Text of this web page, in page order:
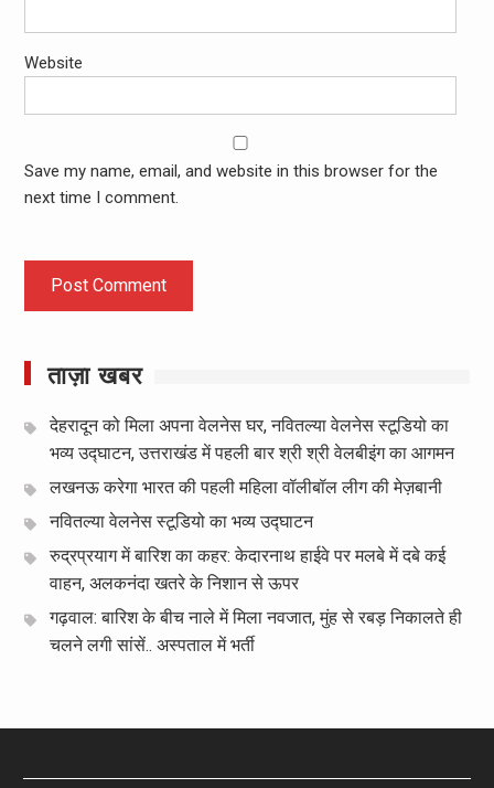
Website
Save my name, email, and website in this browser for the
next time I comment.
ताज़ा खबर
देहरादून को मिला अपना वेलनेस घर, नवितल्या वेलनेस स्टूडियो का
भव्य उद्घाटन, उत्तराखंड में पहली बार श्री श्री वेलबीइंग का आगमन
लखनऊ करेगा भारत की पहली महिला वॉलीबॉल लीग की मेज़बानी
नवितल्या वेलनेस स्टूडियो का भव्य उद्घाटन
रुद्रप्रयाग में बारिश का कहर: केदारनाथ हाईवे पर मलबे में दबे कई
वाहन, अलकनंदा खतरे के निशान से ऊपर
गढ़वाल: बारिश के बीच नाले में मिला नवजात, मुंह से रबड़ निकालते ही
चलने लगी सांसें.. अस्पताल में भर्ती